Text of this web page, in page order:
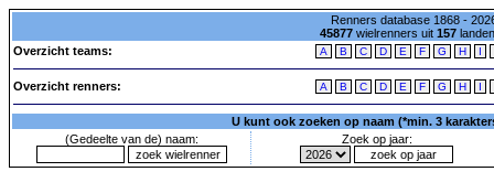
Renners database 1868 -
45877wielrenners uit 157
Overzicht teams:
A B C D E F G H I
Overzicht renners: A B C D E F G H I
U kunt ook zoeken op naam (*min. 3
(Gedeelte van de) naam:
Zoek op jaar: